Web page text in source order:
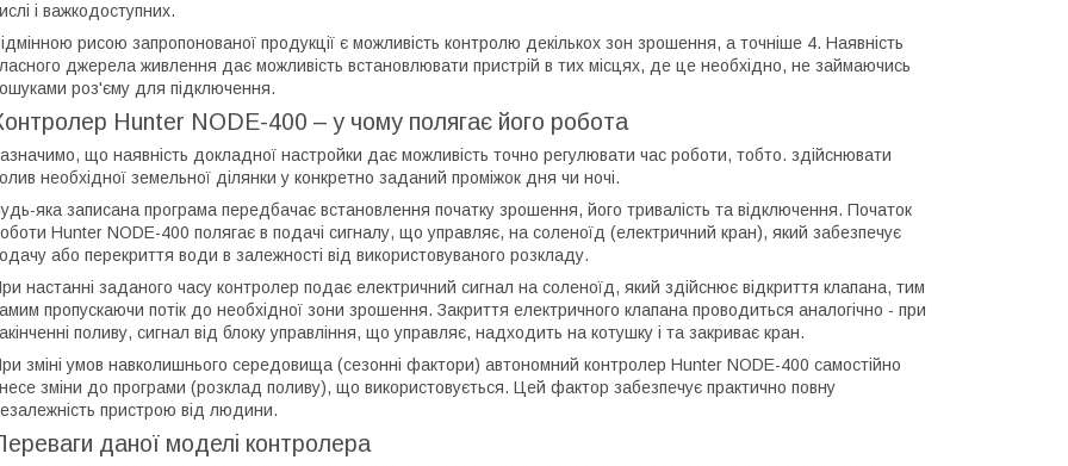
і важкодоступних.
рисою запропонованої продукції є можливість контролю декількох зон зрошення, а точніше 4. Наявність
джерела живлення дає можливість встановлювати пристрій в тих місцях, де це необхідно, не займаючись
роз'єму для підключення.
Hunter NODE-400 – у чому полягає його робота
що наявність докладної настройки дає можливість точно регулювати час роботи, тобто. здійснювати
необхідної земельної ділянки у конкретно заданий проміжок дня чи ночі.
яка записана програма передбачає встановлення початку зрошення, його тривалість та відключення. Початок
Hunter NODE-400 полягає в подачі сигналу, що управляє, на соленоїд (електричний кран), який забезпечує
або перекриття води в залежності від використовуваного розкладу.
настанні заданого часу контролер подає електричний сигнал на соленоїд, який здійснює відкриття клапана, тим
пропускаючи потік до необхідної зони зрошення. Закриття електричного клапана проводиться аналогічно - при
поливу, сигнал від блоку управління, що управляє, надходить на котушку і та закриває кран.
зміні умов навколишнього середовища (сезонні фактори) автономний контролер Hunter NODE-400 самостійно
зміни до програми (розклад поливу), що використовується. Цей фактор забезпечує практично повну
пристрою від людини.
даної моделі контролера